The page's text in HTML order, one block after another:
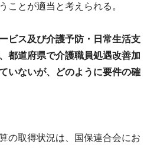
ことが適当と考えられる。
ビス及び介護予防・日常生活支
都道府県で介護職員処遇改善加
いないが、どのように要件の確
の取得状況は、国保連合会にお